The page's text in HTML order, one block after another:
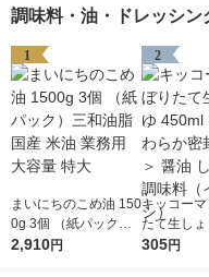
調味料・油・ドレッシン
1
まいにちのこめ油 150
0g 3個 （紙パック）
三和油脂 国産 米油 業
2,910円
2
キッコーマ
たて生し
l 1本 ＜や
305円